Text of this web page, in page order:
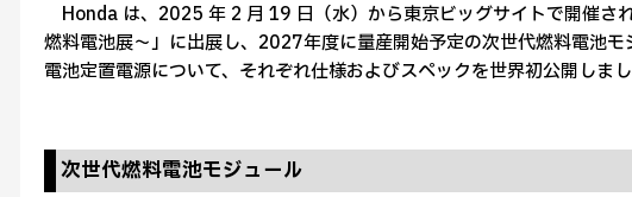
Honda は、2025 年 2 月 19 日（水）から東京ビッグサイトで開催さ
燃料電池展～」に出展し、2027年度に量産開始予定の次世代燃料電池
電池定置電源について、それぞれ仕様およびスペックを世界初公開しま
次世代燃料電池モジュール